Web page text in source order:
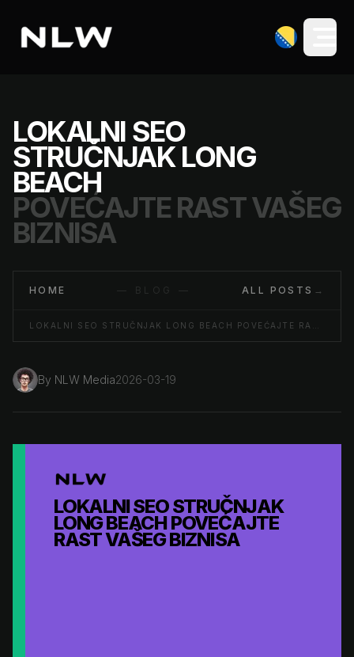
LOKALNI SEO
STRUČNJAK LONG
BEACH
POVEĆAJTE RAST VAŠEG
BIZNISA
HOME — BLOG — ALL POSTS →
By NLW Media2026-03-19
LOKALNI SEO STRUČNJAK
LONG BEACH POVEĆAJTE
RAST VAŠEG BIZNISA